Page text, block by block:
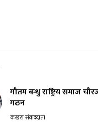
गौतम बन्धु राष्ट्रिय समाज
गठन
कखरा संवाददाता